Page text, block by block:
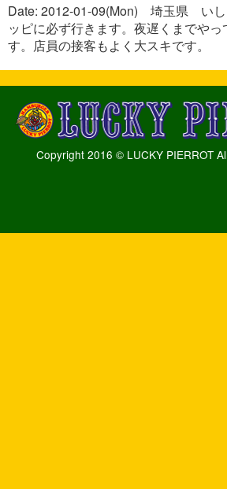
Date: 2012-01-09(Mon) 埼玉県 いし
ッピに必ず行きます。夜遅くまでやっ
す。店員の接客もよく大スキです。
Copyright 2016 © LUCKY PIERROT